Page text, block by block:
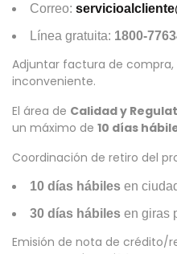
Correo:
Línea gratuita: 1800-
Adjuntar factura de
inconveniente.
El área de Calidad y
un máximo de 10 días
Coordinación de retiro del
10 días hábiles en
30 días hábiles en giras
Emisión de nota de crédito/